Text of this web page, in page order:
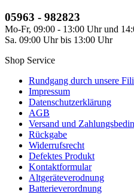
05963 - 982823
Mo-Fr, 09:00 - 13:00 Uhr und
Sa. 09:00 Uhr bis 13:00 Uhr
Shop Service
Rundgang durch unsere
Impressum
Datenschutzerklärung
AGB
Versand und
Rückgabe
Widerrufsrecht
Defektes Produkt
Kontaktformular
Altgeräteverodnung
Batterieverordnung